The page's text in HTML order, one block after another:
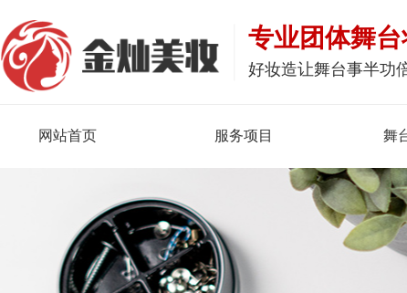
专业团体舞
好妆造让舞台事半功
网站首页 服务项目 舞